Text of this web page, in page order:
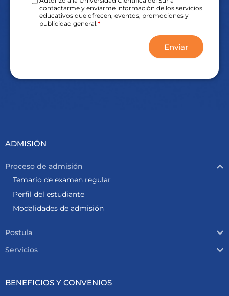
contactarme y enviarme información de los servicios
educativos que ofrecen, eventos, promociones y
publicidad general.*
Enviar
ADMISIÓN
Proceso de admisión
Temario de examen regular
Perfil del estudiante
Modalidades de admisión
Postula
Servicios
BENEFICIOS Y CONVENIOS